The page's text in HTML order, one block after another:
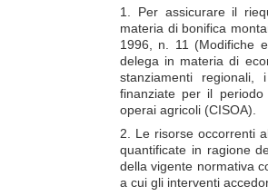
1. Per assicurare il
materia di bonifica
1996, n. 11 (Modifiche
delega in materia di
stanziamenti regionali,
finanziate per il periodo
operai agricoli (CISOA).
2. Le risorse occorrenti
quantificate in ragione
della vigente normativa
a cui gli interventi